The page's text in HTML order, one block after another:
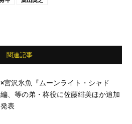
関連記事
宮沢氷魚『ムーンライト・シャド
、等の弟・柊役に佐藤緋美ほか追加
表